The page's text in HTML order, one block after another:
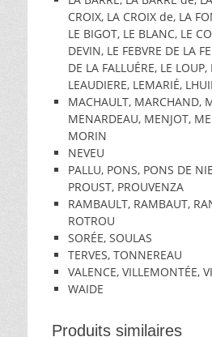
CROIX, LA CROIX de, LA
LE BIGOT, LE BLANC, LE
DEVIN, LE FEBVRE DE LA
DE LA FALLUÉRE, LE LOUP,
LEAUDIERE, LEMARIÉ,
MACHAULT, MARCHAND,
MENARDEAU, MENJOT,
MORIN
NEVEU
PALLU, PONS, PONS DE
PROUST, PROUVENZA
RAMBAULT, RAMBAUT,
ROTROU
SORÉE, SOULAS
TERVES, TONNEREAU
VALENCE, VILLEMONTÉE,
WAIDE
Produits similaires